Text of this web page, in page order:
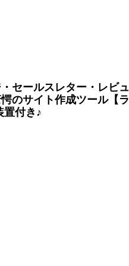
セールスレター・レビュ
のサイト作成ツール【ラ
置付き♪